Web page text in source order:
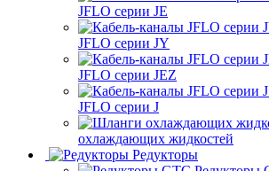
JFLO серии JE
JFLO серии JY
JFLO серии JEZ
JFLO серии J
охлаждающих жидкостей
Редукторы